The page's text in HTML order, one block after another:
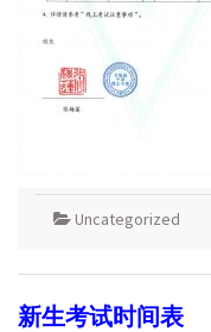
Uncategorized
新生考试时间表